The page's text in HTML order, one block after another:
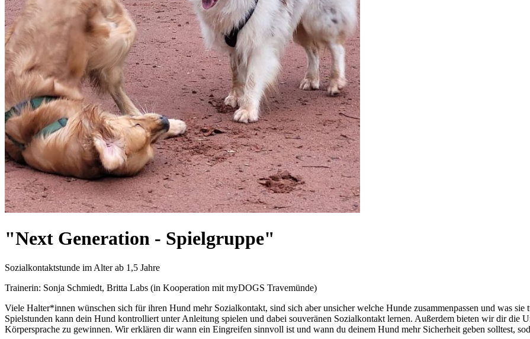
"Next Generation - Spielgruppe"
Sozialkontaktstunde im Alter ab 1,5 Jahre
Trainerin: Sonja Schmiedt, Britta Labs (in Kooperation mit myDOGS Travemünde)
Viele Halter*innen wünschen sich für ihren Hund mehr Sozialkontakt, sind sich aber unsicher welche Hunde zusammenpassen und was
Spielstunden kann dein Hund kontrolliert unter Anleitung spielen und dabei souveränen Sozialkontakt lernen. Außerdem bieten wir dir die
Körpersprache zu gewinnen. Wir erklären dir wann ein Eingreifen sinnvoll ist und wann du deinem Hund mehr Sicherheit geben solltest,